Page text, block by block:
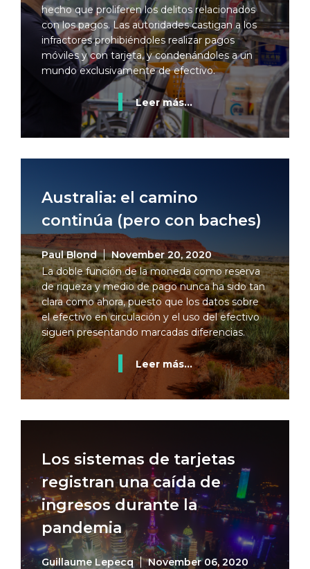
hecho que proliferen los delitos relacionados
con los pagos. Las autoridades castigan a los
infractores prohibiéndoles realizar pagos
móviles y con tarjeta, y condenándoles a un
mundo exclusivamente de efectivo.
Leer más...
Australia: el camino
continúa (pero con baches)
Paul Blond
November 20, 2020
La doble función de la moneda como reserva
de riqueza y medio de pago nunca ha sido tan
clara como ahora, puesto que los datos sobre
el efectivo en circulación y el uso del efectivo
siguen presentando marcadas diferencias.
Leer más...
Los sistemas de tarjetas
registran una caída de
ingresos durante la
pandemia
Guillaume Lepecq
November 06, 2020